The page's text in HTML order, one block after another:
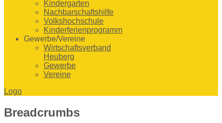
Kindergarten
Nachbarschaftshilfe
Volkshochschule
Kinderferienprogramm
Gewerbe/Vereine
Wirtschaftsverband
Heuberg
Gewerbe
Vereine
Logo
Breadcrumbs